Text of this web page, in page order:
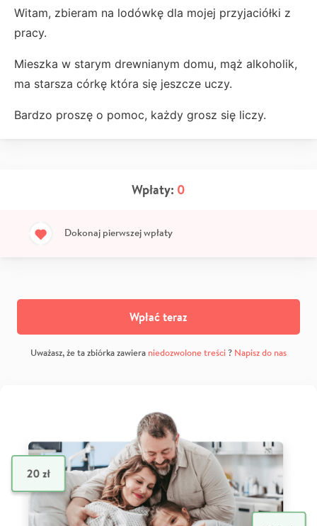
Witam, zbieram na lodówkę dla mojej przyjaciółki z
pracy.
Mieszka w starym drewnianym domu, mąż alkoholik,
ma starsza córkę która się jeszcze uczy.
Bardzo proszę o pomoc, każdy grosz się liczy.
Wpłaty: 0
Dokonaj pierwszej wpłaty
Wpłać teraz
Uważasz, że ta zbiórka zawiera niedozwolone treści? Napisz do nas